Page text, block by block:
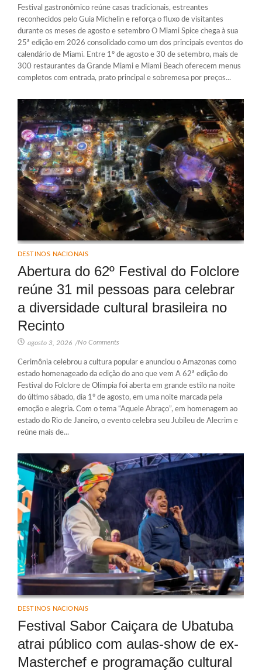
Festival gastronômico reúne casas tradicionais, estreantes
reconhecidos pelo Guia Michelin e reforça o fluxo de visitantes
durante os meses de agosto e setembro O Miami Spice chega à sua
25ª edição em 2026 consolidado como um dos principais eventos do
calendário de Miami. Entre 1º de agosto e 30 de setembro, mais de
300 restaurantes da Grande Miami e Miami Beach oferecem menus
completos com entrada, prato principal e sobremesa por preços...
DESTINOS NACIONAIS
Abertura do 62º Festival do Folclore
reúne 31 mil pessoas para celebrar
a diversidade cultural brasileira no
Recinto
agosto 3, 2026 /No Comments
Cerimônia celebrou a cultura popular e anunciou o Amazonas como
estado homenageado da edição do ano que vem A 62ª edição do
Festival do Folclore de Olímpia foi aberta em grande estilo na noite
do último sábado, dia 1º de agosto, em uma noite marcada pela
emoção e alegria. Com o tema “Aquele Abraço”, em homenagem ao
estado do Rio de Janeiro, o evento celebra seu Jubileu de Alecrim e
reúne mais de...
DESTINOS NACIONAIS
Festival Sabor Caiçara de Ubatuba
atrai público com aulas-show de ex-
Masterchef e programação cultural